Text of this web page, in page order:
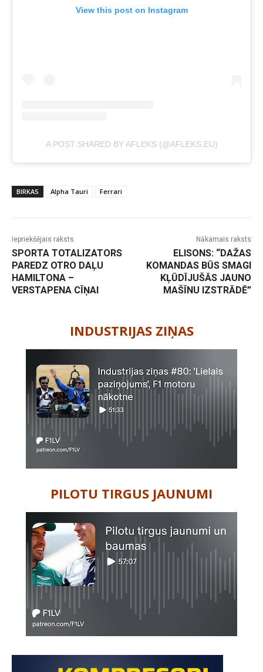
View this post on Instagram
A POST SHARED BY AFLEKS (@AFLEKS.EU)
BIRKAS Alpha Tauri Ferrari
Iepriekšējais raksts
SPORTA TOTALIZATORS
PAREDZ OTRO DAĻU
HAMILTONA –
VERSTAPENA CĪŅAI
Nākamais raksts
ELISONS: “DAŽAS
KOMANDAS BŪS SMAGI
KĻŪDĪJUŠĀS JAUNO
MAŠĪNU IZSTRĀDĒ”
INDUSTRIJAS ZIŅAS
PILOTU TIRGUS JAUNUMI